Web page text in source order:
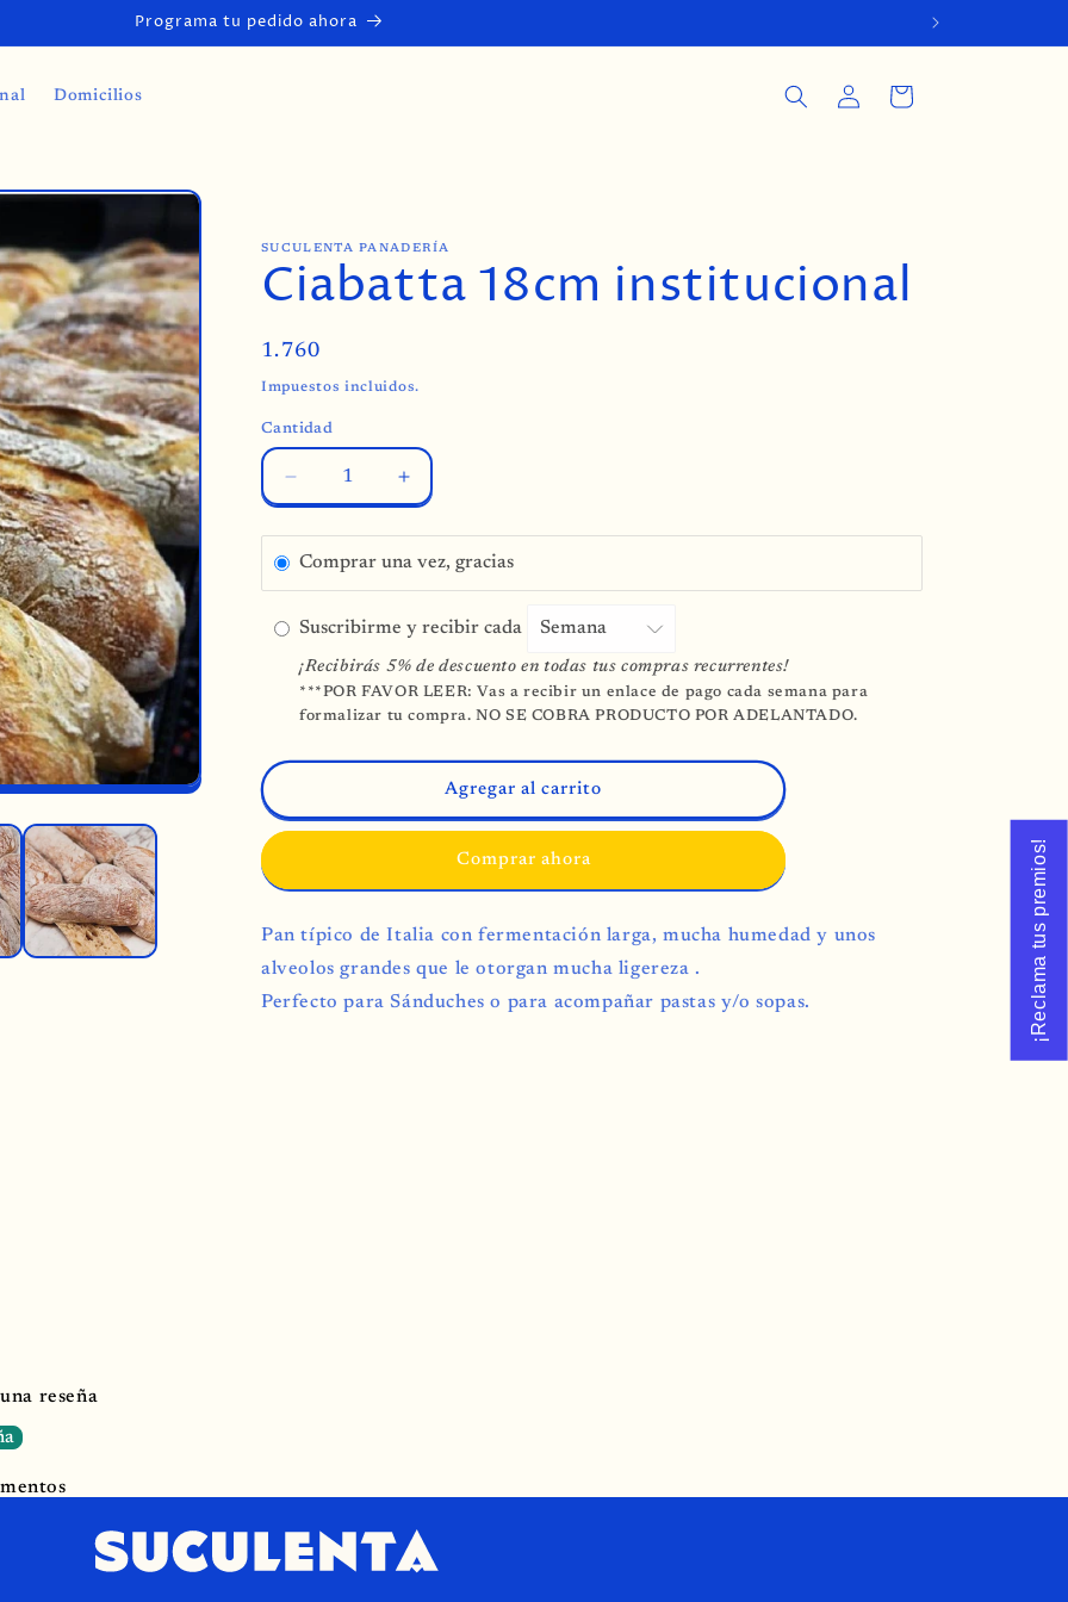
Programa tu pedido ahora
Domicilios
sesión
Carrito
SUCULENTA PANADERÍA
Ciabatta 18cm institucional
Precio
habitual
1.760
Impuestos incluidos.
Cantidad
Cantidad
Reducir
cantidad
para
Ciabatta
18cm
Aumentar
cantidad
para
Ciabatta
18cm
Comprar una vez, gracias
Suscribirme y recibir cada
¡Recibirás 5% de descuento en todas tus compras recurrentes!
***POR FAVOR LEER: Vas a recibir un enlace de pago cada semana para
formalizar tu compra. NO SE COBRA PRODUCTO POR ADELANTADO.
Agregar al carrito
Comprar ahora
Pan típico de Italia con fermentación larga, mucha humedad y unos
alveolos grandes que le otorgan mucha ligereza .
Perfecto para Sánduches o para acompañar pastas y/o sopas.
reseña
¡Reclama tus premios!